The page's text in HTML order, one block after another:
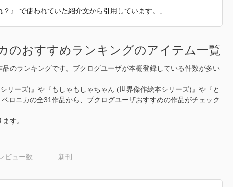
』 で使われていた紹介文から引用しています。」
のおすすめランキングのアイテム一覧
のランキングです。ブクログユーザが本棚登録している件数が多い
リーズ)』や『もしゃもしゃちゃん (世界傑作絵本シリーズ)』や『と
ロニカの全31作品から、ブクログユーザおすすめの作品がチェック
す。
ビュー数 新刊